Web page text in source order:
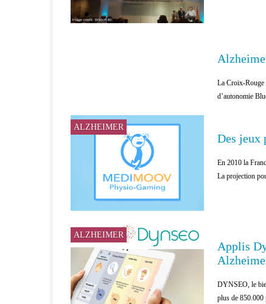
La Croix-Rouge
d’autonomie
ALZHEIMER
Des jeux
En 2010 la
La projection
ALZHEIMER
Applis
DYNSEO, le
plus de 850.000